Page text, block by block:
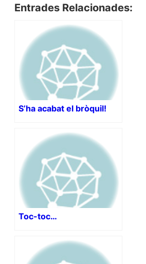
Entrades Relacionades:
S’ha acabat el bròquil!
Toc-toc…